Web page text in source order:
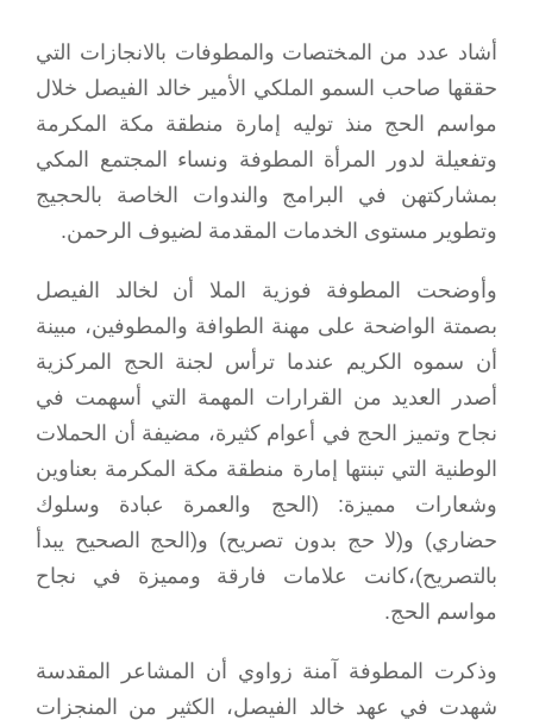
أشاد عدد من المختصات والمطوفات بالانجازات التي
حققها صاحب السمو الملكي الأمير خالد الفيصل خلال
مواسم الحج منذ توليه إمارة منطقة مكة المكرمة
وتفعيلة لدور المرأة المطوفة ونساء المجتمع المكي
بمشاركتهن في البرامج والندوات الخاصة بالحجيج
وتطوير مستوى الخدمات المقدمة لضيوف الرحمن.
وأوضحت المطوفة فوزية الملا أن لخالد الفيصل
بصمتة الواضحة على مهنة الطوافة والمطوفين، مبينة
أن سموه الكريم عندما ترأس لجنة الحج المركزية
أصدر العديد من القرارات المهمة التي أسهمت في
نجاح وتميز الحج في أعوام كثيرة، مضيفة أن الحملات
الوطنية التي تبنتها إمارة منطقة مكة المكرمة بعناوين
وشعارات مميزة: (الحج والعمرة عبادة وسلوك
حضاري) و(لا حج بدون تصريح) و(الحج الصحيح يبدأ
بالتصريح)،كانت علامات فارقة ومميزة في نجاح
مواسم الحج.
وذكرت المطوفة آمنة زواوي أن المشاعر المقدسة
شهدت في عهد خالد الفيصل، الكثير من المنجزات